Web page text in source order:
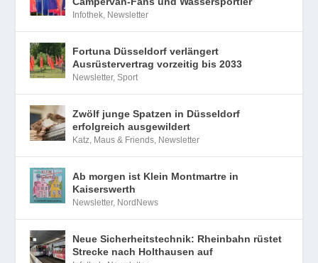
Infothek, Newsletter
Fortuna Düsseldorf verlängert
Ausrüstervertrag vorzeitig bis 2033
Newsletter,Sport
Zwölf junge Spatzen in Düsseldorf
erfolgreich ausgewildert
Katz, Maus & Friends, Newsletter
Ab morgen ist Klein Montmartre in
Kaiserswerth
Newsletter, NordNews
Neue Sicherheitstechnik: Rheinbahn rüstet
Strecke nach Holthausen auf